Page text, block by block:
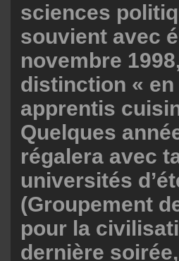
sciences
souvient avec
novembre
distinction « en
apprentis
Quelques
régalera avec
universités
(Groupement
pour la
dernière